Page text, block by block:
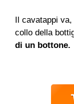
Il cavatappi
collo della
di un bottone.